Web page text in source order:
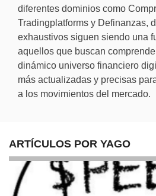
diferentes dominios como
Tradingplatforms y Definanzas,
exhaustivos siguen siendo una
aquellos que buscan
dinámico universo financiero
más actualizadas y precisas
a los movimientos del mercado.
ARTÍCULOS POR YAGO